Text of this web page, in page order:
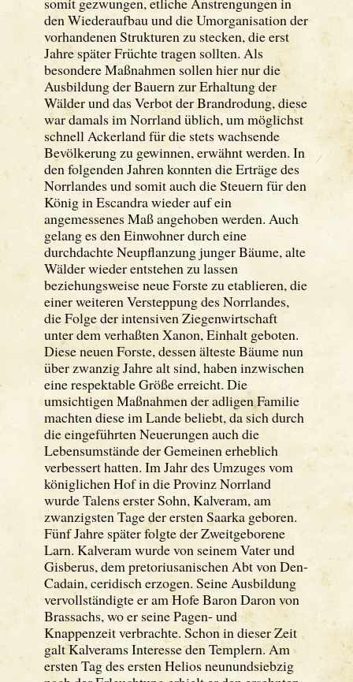
den Wiederaufbau und die Umorganisation der
vorhandenen Strukturen zu stecken, die erst
Jahre später Früchte tragen sollten. Als
besondere Maßnahmen sollen hier nur die
Ausbildung der Bauern zur Erhaltung der
Wälder und das Verbot der Brandrodung, diese
war damals im Norrland üblich, um möglichst
schnell Ackerland für die stets wachsende
Bevölkerung zu gewinnen, erwähnt werden. In
den folgenden Jahren konnten die Erträge des
Norrlandes und somit auch die Steuern für den
König in Escandra wieder auf ein
angemessenes Maß angehoben werden. Auch
gelang es den Einwohner durch eine
durchdachte Neupflanzung junger Bäume, alte
Wälder wieder entstehen zu lassen
beziehungsweise neue Forste zu etablieren, die
einer weiteren Versteppung des Norrlandes,
die Folge der intensiven Ziegenwirtschaft
unter dem verhaßten Xanon, Einhalt geboten.
Diese neuen Forste, dessen älteste Bäume nun
über zwanzig Jahre alt sind, haben inzwischen
eine respektable Größe erreicht. Die
umsichtigen Maßnahmen der adligen Familie
machten diese im Lande beliebt, da sich durch
die eingeführten Neuerungen auch die
Lebensumstände der Gemeinen erheblich
verbessert hatten. Im Jahr des Umzuges vom
königlichen Hof in die Provinz Norrland
wurde Talens erster Sohn, Kalveram, am
zwanzigsten Tage der ersten Saarka geboren.
Fünf Jahre später folgte der Zweitgeborene
Larn. Kalveram wurde von seinem Vater und
Gisberus, dem pretoriusanischen Abt von Den-
Cadain, ceridisch erzogen. Seine Ausbildung
vervollständigte er am Hofe Baron Daron von
Brassachs, wo er seine Pagen- und
Knappenzeit verbrachte. Schon in dieser Zeit
galt Kalverams Interesse den Templern. Am
ersten Tag des ersten Helios neunundsiebzig